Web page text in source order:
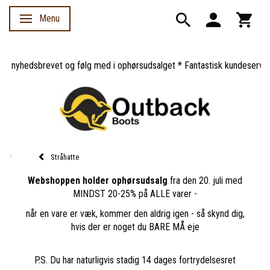
Skifte navigation
Menu
og følg med i ophørsudsalget * Fantastisk kundeservice *
Stråhatte
Webshoppen holder ophørsudsalg fra den 20. juli med
MINDST 20-25% på ALLE varer -
når en vare er væk, kommer den aldrig igen - så skynd dig,
hvis der er noget du BARE MÅ eje
P.S. Du har naturligvis stadig 14 dages fortrydelsesret